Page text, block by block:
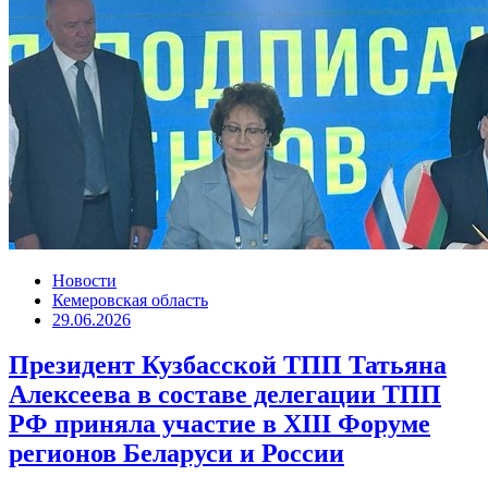
Новости
Кемеровская область
29.06.2026
Президент Кузбасской ТПП Татьяна
Алексеева в составе делегации ТПП
РФ приняла участие в XIII Форуме
регионов Беларуси и России